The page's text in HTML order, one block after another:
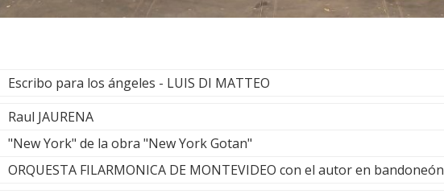
Escribo para los ángeles - LUIS DI MATTEO
Raul JAURENA
"New York" de la obra "New York Gotan"
ORQUESTA FILARMONICA DE MONTEVIDEO con el autor en bandoneón